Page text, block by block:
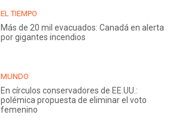
EL TIEMPO
Más de 20 mil evacuados: Canadá en alerta
por gigantes incendios
MUNDO
En círculos conservadores de EE.UU.:
polémica propuesta de eliminar el voto
femenino